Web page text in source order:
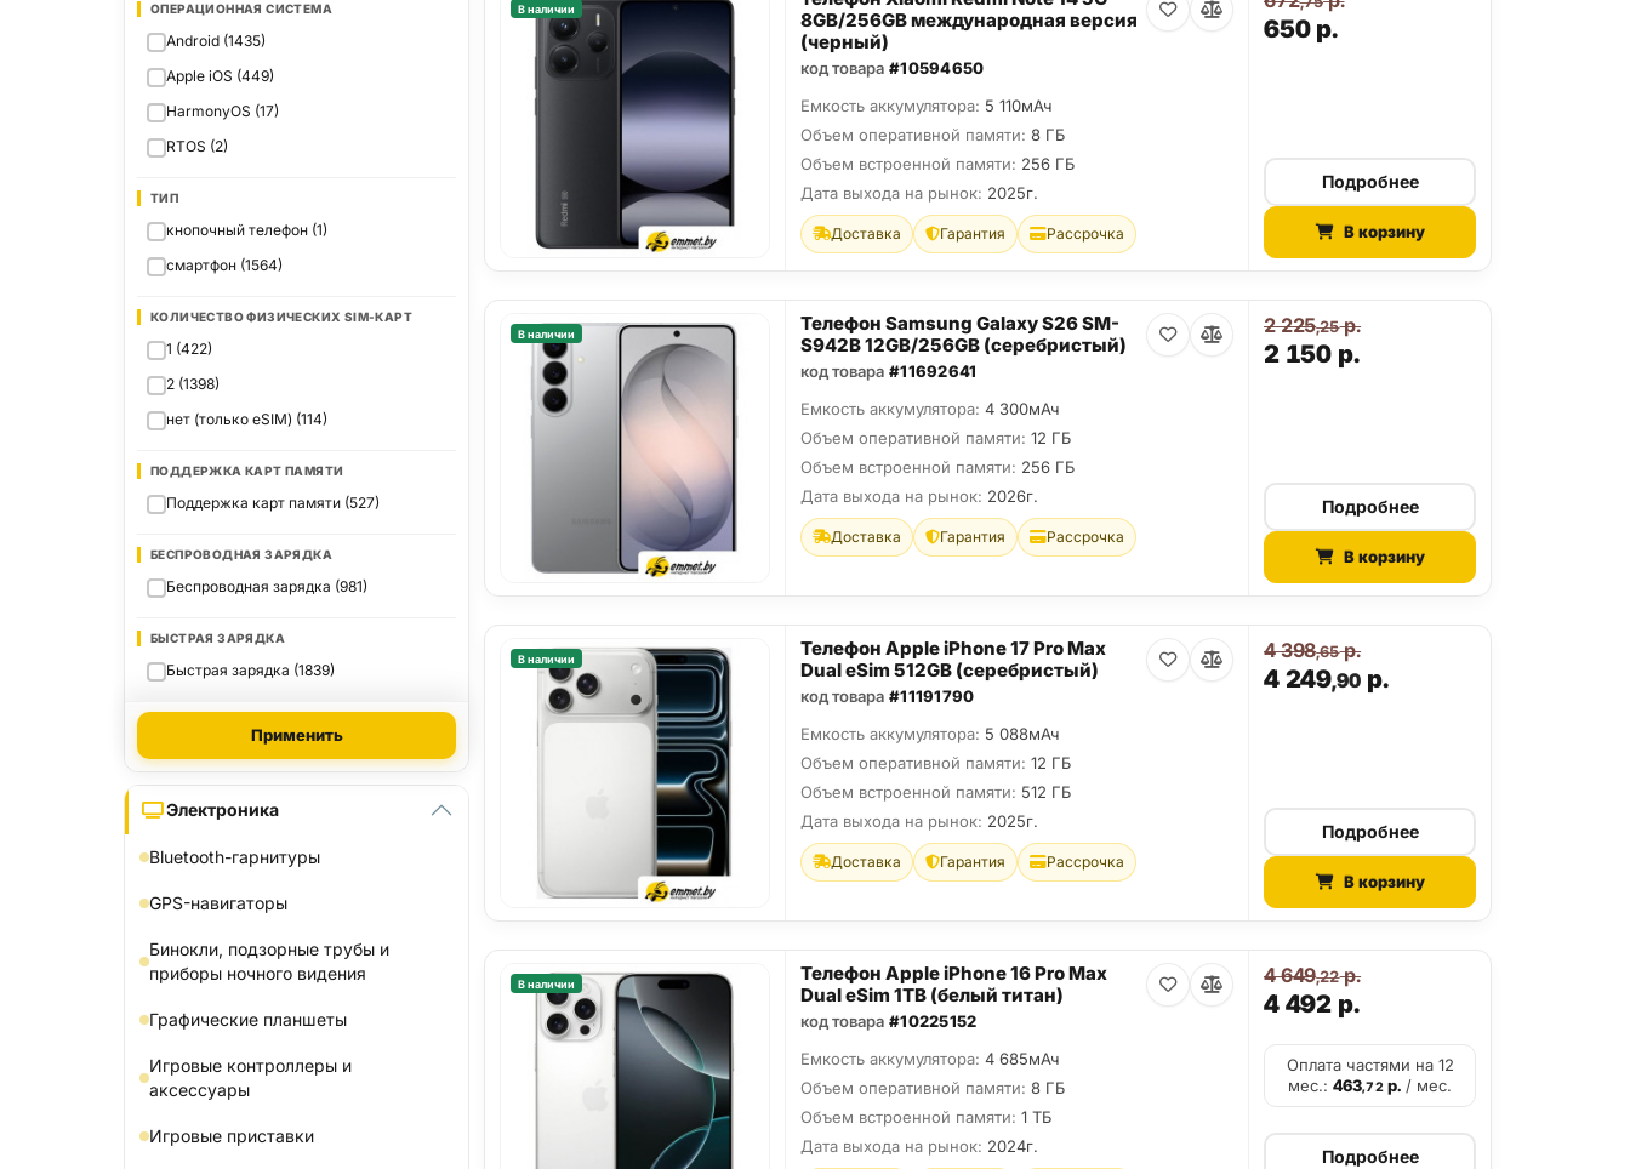
ОПЕРАЦИОННАЯ СИСТЕМА
Android (1435)
Apple iOS (449)
HarmonyOS (17)
RTOS (2)
ТИП
кнопочный телефон (1)
смартфон (1564)
КОЛИЧЕСТВО ФИЗИЧЕСКИХ SIM-КАРТ
1 (422)
2 (1398)
нет (только eSIM) (114)
ПОДДЕРЖКА КАРТ ПАМЯТИ
Поддержка карт памяти (527)
БЕСПРОВОДНАЯ ЗАРЯДКА
Беспроводная зарядка (981)
БЫСТРАЯ ЗАРЯДКА
Быстрая зарядка (1839)
Применить
Электроника
Bluetooth-гарнитуры
GPS-навигаторы
Бинокли, подзорные трубы и
приборы ночного видения
Графические планшеты
Игровые контроллеры и
аксессуары
Игровые приставки
В наличии
8GB/256GB международная версия
(черный)
код товара #10594650
Емкость аккумулятора: 5 110мАч
Объем оперативной памяти: 8 ГБ
Объем встроенной памяти: 256 ГБ
Дата выхода на рынок: 2025г.
Доставка Гарантия Рассрочка
650р.
Подробнее
В корзину
В наличии
Телефон Samsung Galaxy S26 SM-
S942B 12GB/256GB (серебристый)
код товара #11692641
Емкость аккумулятора: 4 300мАч
Объем оперативной памяти: 12 ГБ
Объем встроенной памяти: 256 ГБ
Дата выхода на рынок: 2026г.
Доставка Гарантия Рассрочка
2 150 р.
2 225,25р.
Подробнее
В корзину
В наличии
Телефон Apple iPhone 17 Pro Max
Dual eSim 512GB (серебристый)
код товара #11191790
Емкость аккумулятора: 5 088мАч
Объем оперативной памяти: 12 ГБ
Объем встроенной памяти: 512 ГБ
Дата выхода на рынок: 2025г.
Доставка Гарантия Рассрочка
4 249,90 р.
4 398,65р.
Подробнее
В корзину
В наличии
Телефон Apple iPhone 16 Pro Max
Dual eSim 1TB (белый титан)
код товара #10225152
Емкость аккумулятора: 4 685мАч
Объем оперативной памяти: 8 ГБ
Объем встроенной памяти: 1 ТБ
Дата выхода на рынок: 2024г.
4 492 р.
4 649,22р.
Оплата частями на 12
мес.:463,72р./ мес.
Подробнее